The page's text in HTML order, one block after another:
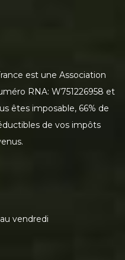
est une Association
RNA: W751226958 et
êtes imposable, 66% de
de vos impôts
vendredi